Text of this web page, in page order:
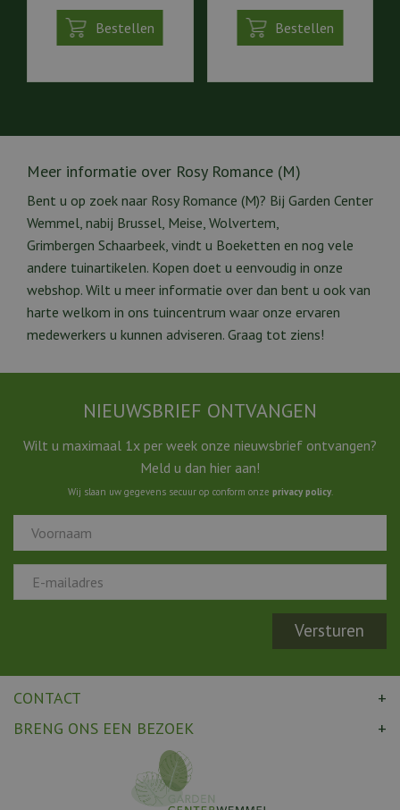
Bestellen Bestellen
Meer informatie over Rosy Romance (M)
Bent u op zoek naar Rosy Romance (M)? Bij Garden Center
Wemmel, nabij Brussel, Meise, Wolvertem,
Grimbergen Schaarbeek, vindt u Boeketten en nog vele
andere tuinartikelen. Kopen doet u eenvoudig in onze
webshop. Wilt u meer informatie over dan bent u ook van
harte welkom in ons tuincentrum waar onze ervaren
medewerkers u kunnen adviseren. Graag tot ziens!
NIEUWSBRIEF ONTVANGEN
Wilt u maximaal 1x per week onze nieuwsbrief ontvangen?
Meld u dan hier aan!
Wij slaan uw gegevens secuur op conform onze privacy policy.
CONTACT
BRENG ONS EEN BEZOEK